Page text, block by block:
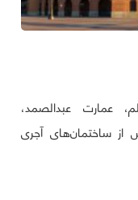
عمارت عبدالصمد،
از ساختمان‌های آجری